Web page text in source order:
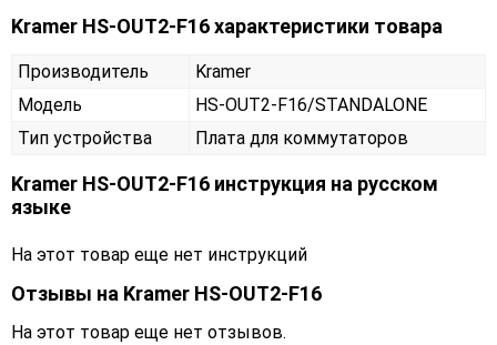
Kramer HS-OUT2-F16 характеристики товара
Производитель
Kramer
Модель
HS-OUT2-F16/STANDALONE
Тип устройства
Плата для коммутаторов
Kramer HS-OUT2-F16 инструкция на русском
языке
На этот товар еще нет инструкций
Отзывы на Kramer HS-OUT2-F16
На этот товар еще нет отзывов.